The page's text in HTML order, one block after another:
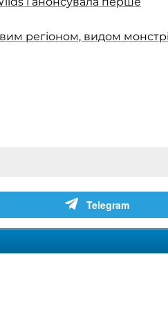
регіоном, видом
Telegram